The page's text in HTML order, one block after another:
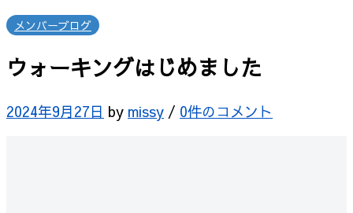
メンバーブログ
ウォーキングはじめました
2024年9月27日 by missy / 0件のコメント